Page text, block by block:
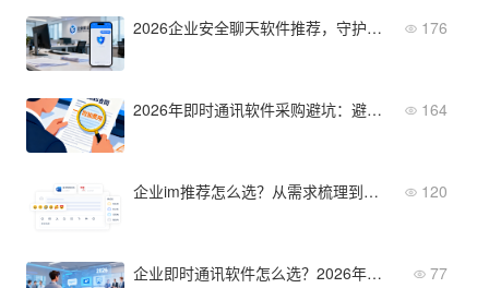
2026企业安全聊天软件推荐，守护您的核心商业机密 176
2026年即时通讯软件采购避坑：避开SaaS厂商的隐藏费用 164
企业im推荐怎么选？从需求梳理到部署落地的四步方法论 120
企业即时通讯软件怎么选？2026年选型指南 77